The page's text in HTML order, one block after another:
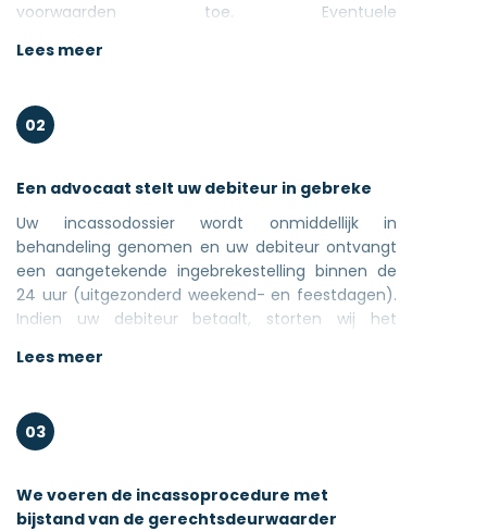
voorwaarden toe. Eventuele
ook uploaden. Onze site garandeert u een veilige
Lees meer
02
Een advocaat stelt uw debiteur in gebreke
Uw incassodossier wordt onmiddellijk in
behandeling genomen en uw debiteur ontvangt
een aangetekende ingebrekestelling binnen de
24 uur (uitgezonderd weekend- en feestdagen).
Indien uw debiteur betaalt, storten wij het
door. U wordt van elke stap in het incassoproces
Lees meer
03
We voeren de incassoprocedure met
bijstand van de gerechtsdeurwaarder